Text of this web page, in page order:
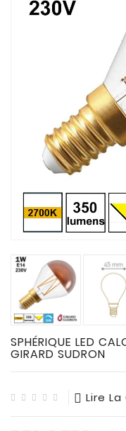
RUBANS
ACCESSOIRES
ECLAIRAGES
SOLAIRES
FLUO-
TUBES
FLUORESCENTS
HALOGENE
/
INCAND
SPHÉRIQUE LED
GIRARD SUDRON
Lire